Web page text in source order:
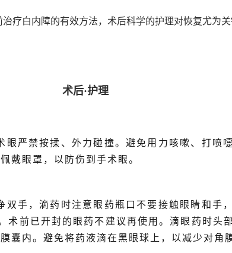
疗白内障的有效方法，术后科学的护理对恢复尤为关
术后·护理
严禁按揉、外力碰撞。避免用力咳嗽、打喷
戴眼罩，以防伤到手术眼。
手，滴药时注意眼药瓶口不要接触眼睛和手
术前已开封的眼药不建议再使用。滴眼药时头
囊内。避免将药液滴在黑眼球上，以减少对角